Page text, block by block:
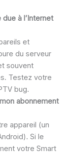
à l’Internet
et
du serveur
souvent
Testez votre
bug.
abonnement
appareil (un
Si le
votre Smart